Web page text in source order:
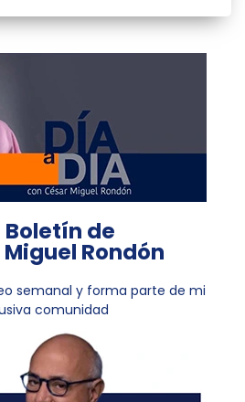
Boletín de
Rondón
semanal y forma parte de mi
comunidad